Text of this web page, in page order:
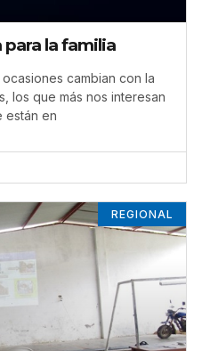
para la familia
cambian con la
los que más nos interesan
están en
REGIONAL